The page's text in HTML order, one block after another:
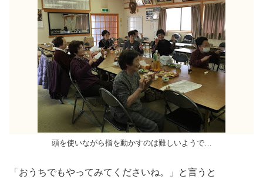
頭を使いながら指を動かすのは難しいようで…
「おうちでもやってみてくださいね。」と言うと